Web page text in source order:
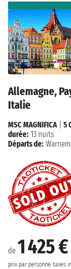
Allemagne,
Italie
de 1 425 €
prix par personne taxes
MSC MAGNIFICA| 5
durée: 13 nuits
Départs de: